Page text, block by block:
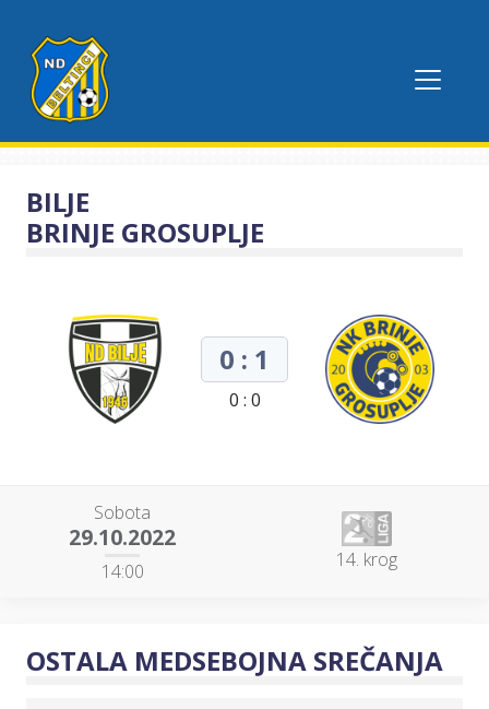
BILJE
BRINJE GROSUPLJE
0 : 1
0 : 0
Sobota
29.10.2022
14:00 14. krog
OSTALA MEDSEBOJNA SREČANJA